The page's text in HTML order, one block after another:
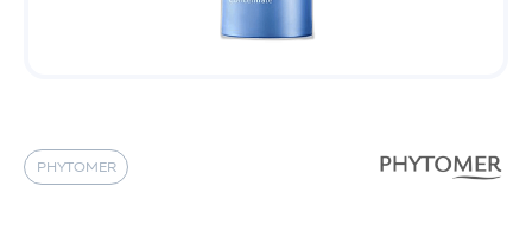
PHYTOMER